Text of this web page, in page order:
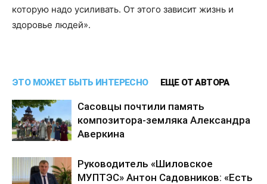
которую надо усиливать. От этого зависит жизнь и
здоровье людей».
ЭТО МОЖЕТ БЫТЬ ИНТЕРЕСНО ЕЩЕ ОТ АВТОРА
Сасовцы почтили память
композитора-земляка Александра
Аверкина
Руководитель «Шиловское
МУПТЭС» Антон Садовников: «Есть